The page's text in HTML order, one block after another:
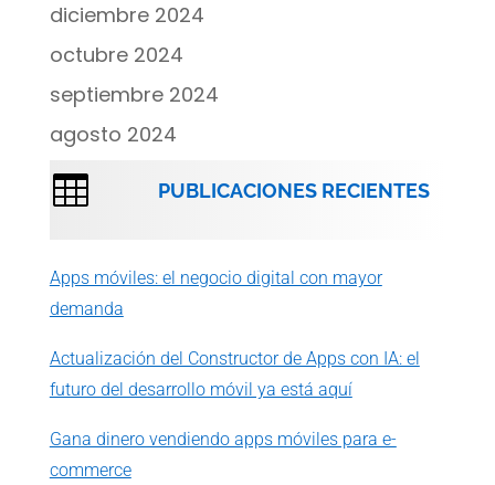
diciembre 2024
octubre 2024
septiembre 2024
agosto 2024
 PUBLICACIONES RECIENTES
Apps móviles: el negocio digital con mayor
demanda
Actualización del Constructor de Apps con IA: el
futuro del desarrollo móvil ya está aquí
Gana dinero vendiendo apps móviles para e-
commerce